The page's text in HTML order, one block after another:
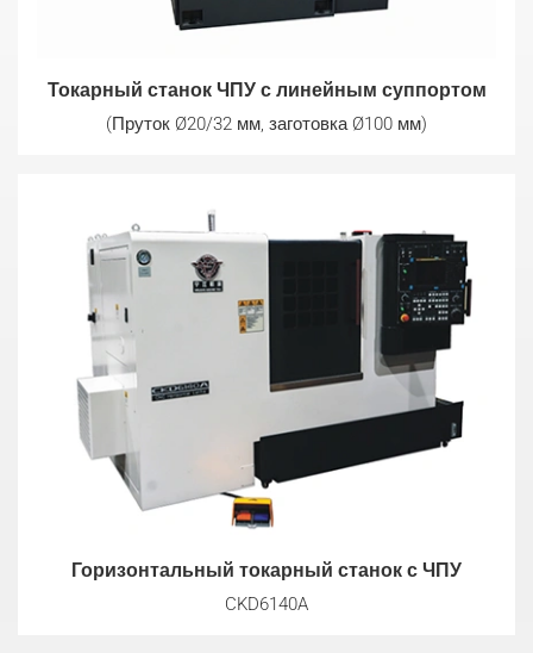
Токарный станок ЧПУ с линейным суппортом
(Пруток Ø20/32 мм, заготовка Ø100 мм)
Горизонтальный токарный станок с ЧПУ
CKD6140A